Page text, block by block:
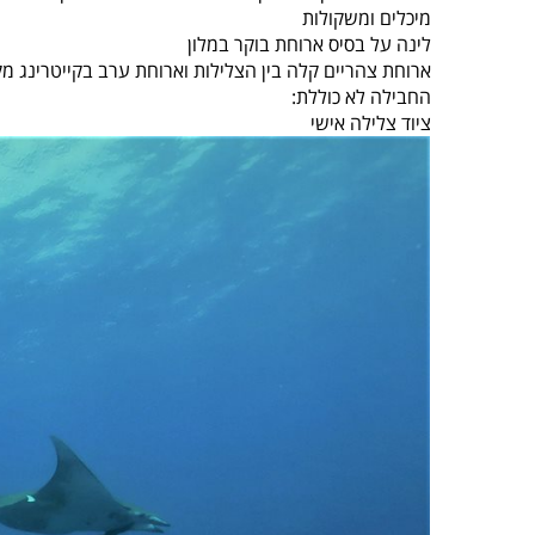
מיכלים ומשקולות
לינה על בסיס ארוחת בוקר במלון
ארוחת צהריים קלה בין הצלילות וארוחת ערב בקייטרינג
החבילה לא כוללת:
ציוד צלילה אישי